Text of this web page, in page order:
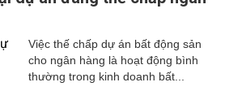
Việc thế chấp dự án bất động sản
cho ngân hàng là hoạt động bình
thường trong kinh doanh bất...